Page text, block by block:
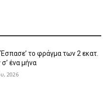
το φράγμα των 2 εκατ.
ένα μήνα
2026